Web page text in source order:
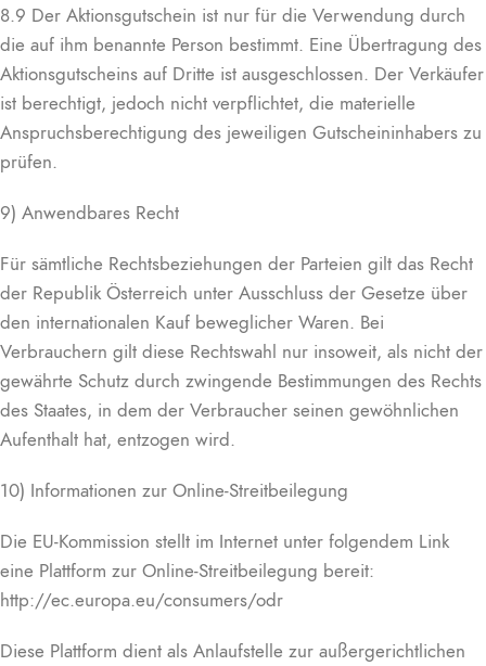
8.9 Der Aktionsgutschein ist nur für die Verwendung durch
die auf ihm benannte Person bestimmt. Eine Übertragung des
Aktionsgutscheins auf Dritte ist ausgeschlossen. Der Verkäufer
ist berechtigt, jedoch nicht verpflichtet, die materielle
Anspruchsberechtigung des jeweiligen Gutscheininhabers zu
prüfen.
9) Anwendbares Recht
Für sämtliche Rechtsbeziehungen der Parteien gilt das Recht
der Republik Österreich unter Ausschluss der Gesetze über
den internationalen Kauf beweglicher Waren. Bei
Verbrauchern gilt diese Rechtswahl nur insoweit, als nicht der
gewährte Schutz durch zwingende Bestimmungen des Rechts
des Staates, in dem der Verbraucher seinen gewöhnlichen
Aufenthalt hat, entzogen wird.
10) Informationen zur Online-Streitbeilegung
Die EU-Kommission stellt im Internet unter folgendem Link
eine Plattform zur Online-Streitbeilegung bereit:
http://ec.europa.eu/consumers/odr
Diese Plattform dient als Anlaufstelle zur außergerichtlichen